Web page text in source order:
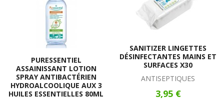
PURESSENTIEL
ASSAINISSANT LOTION
SPRAY ANTIBACTÉRIEN
HYDROALCOOLIQUE AUX 3
HUILES ESSENTIELLES 80ML
SANITIZER LINGETTES
DÉSINFECTANTES MAINS ET
SURFACES X30
ANTISEPTIQUES
3,95 €